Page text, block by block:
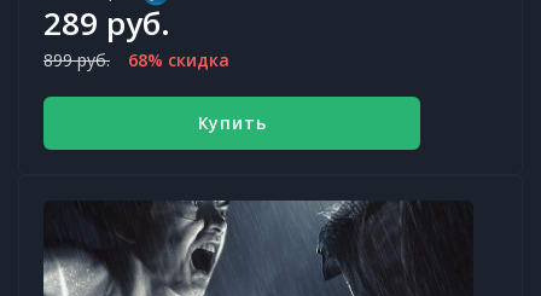
289 руб.
899 руб. 68% скидка
Купить